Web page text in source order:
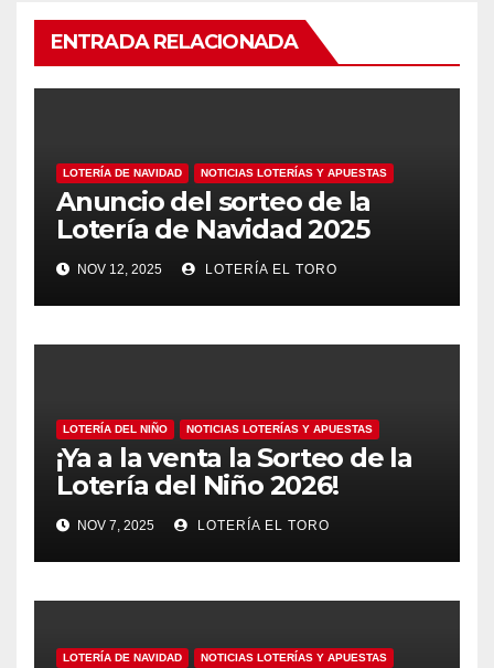
ENTRADA RELACIONADA
LOTERÍA DE NAVIDAD NOTICIAS LOTERÍAS Y APUESTAS
Anuncio del sorteo de la
Lotería de Navidad 2025
NOV 12, 2025 LOTERÍA EL TORO
LOTERÍA DEL NIÑO NOTICIAS LOTERÍAS Y APUESTAS
¡Ya a la venta la Sorteo de la
Lotería del Niño 2026!
NOV 7, 2025 LOTERÍA EL TORO
LOTERÍA DE NAVIDAD NOTICIAS LOTERÍAS Y APUESTAS